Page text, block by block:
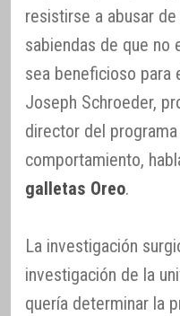
resistirse a abusar
sabiendas de que no
sea beneficioso para
Joseph Schroeder,
director del
comportamiento,
galletas Oreo.
La investigación
investigación de la
quería determinar la